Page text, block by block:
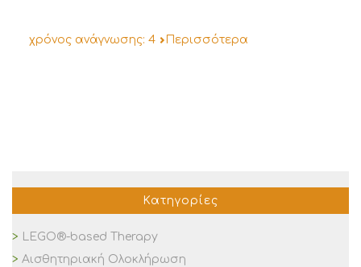
χρόνος ανάγνωσης: 4 Περισσότερα
Κατηγορίες
LEGO®-based Therapy
Αισθητηριακή Ολοκλήρωση